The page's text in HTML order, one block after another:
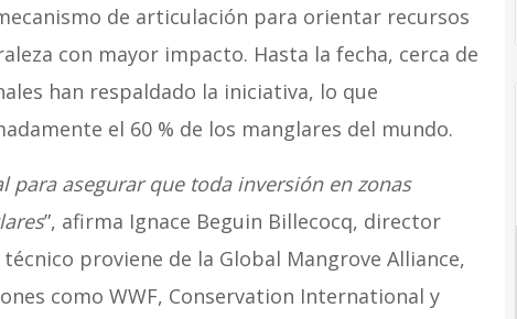
de articulación para orientar recursos
con mayor impacto. Hasta la fecha, cerca de
han respaldado la iniciativa, lo que
el 60 % de los manglares del mundo.
asegurar que toda inversión en zonas
”, afirma Ignace Beguin Billecocq, director
proviene de la Global Mangrove Alliance,
como WWF, Conservation International y